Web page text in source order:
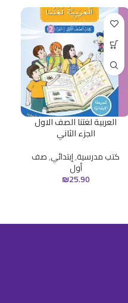
العربية لغتنا الصف الاول
الجزء الثاني
كتب مدرسية,إبتدائي,صف
أول
₪25.90